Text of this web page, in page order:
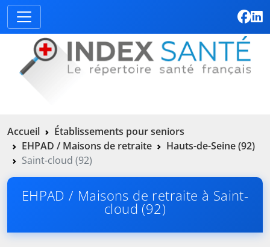
Accueil
Établissements pour seniors
EHPAD / Maisons de retraite
Hauts-de-Seine (92)
Saint-cloud (92)
EHPAD / Maisons de retraite à Saint-
cloud (92)